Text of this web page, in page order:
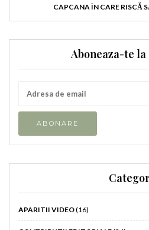
CAPCANA ÎN CARE RISCĂ
Aboneaza-te
APARITII VIDEO(16)